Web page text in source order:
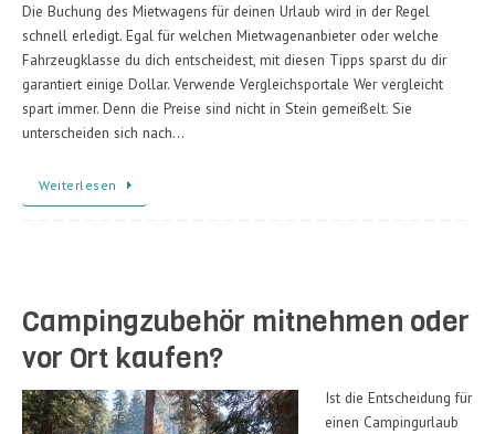
Die Buchung des Mietwagens für deinen Urlaub wird in der Regel
schnell erledigt. Egal für welchen Mietwagenanbieter oder welche
Fahrzeugklasse du dich entscheidest, mit diesen Tipps sparst du dir
garantiert einige Dollar. Verwende Vergleichsportale Wer vergleicht
spart immer. Denn die Preise sind nicht in Stein gemeißelt. Sie
unterscheiden sich nach…
Weiterlesen
Campingzubehör mitnehmen oder
vor Ort kaufen?
Ist die Entscheidung für
einen Campingurlaub